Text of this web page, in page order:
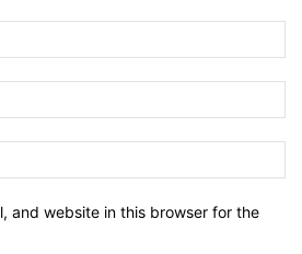
and website in this browser for the